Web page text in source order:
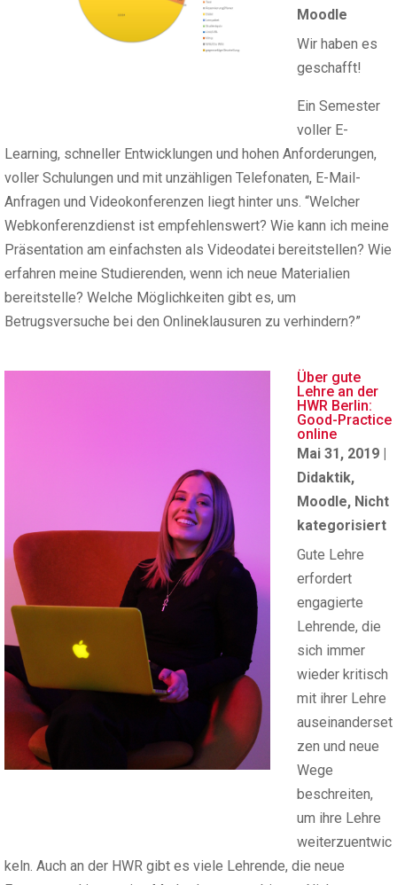
Moodle
Wir haben es
geschafft!
Ein Semester
voller E-
Learning, schneller Entwicklungen und hohen Anforderungen,
voller Schulungen und mit unzähligen Telefonaten, E-Mail-
Anfragen und Videokonferenzen liegt hinter uns. “Welcher
Webkonferenzdienst ist empfehlenswert? Wie kann ich meine
Präsentation am einfachsten als Videodatei bereitstellen? Wie
erfahren meine Studierenden, wenn ich neue Materialien
bereitstelle? Welche Möglichkeiten gibt es, um
Betrugsversuche bei den Onlineklausuren zu verhindern?”
Über gute
Lehre an der
HWR Berlin:
Good-Practice
online
Mai 31, 2019 |
Didaktik,
Moodle, Nicht
kategorisiert
Gute Lehre
erfordert
engagierte
Lehrende, die
sich immer
wieder kritisch
mit ihrer Lehre
auseinanderset
zen und neue
Wege
beschreiten,
um ihre Lehre
weiterzuentwic
keln. Auch an der HWR gibt es viele Lehrende, die neue